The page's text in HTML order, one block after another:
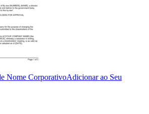
Nome CorporativoAdicionar ao Seu